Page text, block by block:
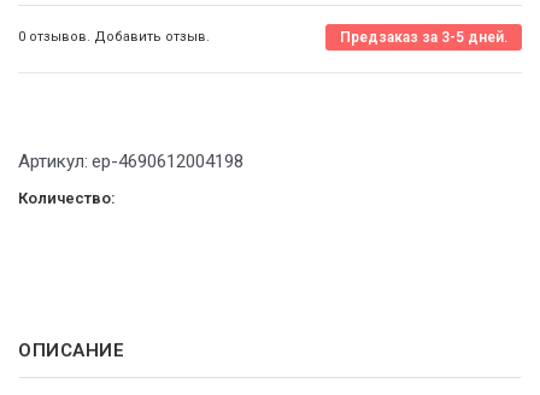
0 отзывов. Добавить отзыв. Предзаказ за 3-5 дней.
Артикул: ep-4690612004198
Количество:
ОПИСАНИЕ